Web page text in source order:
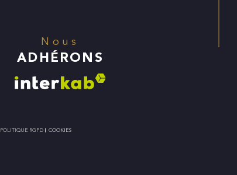
Nous
ADHÉRONS
POLITIQUE RGPD COOKIES